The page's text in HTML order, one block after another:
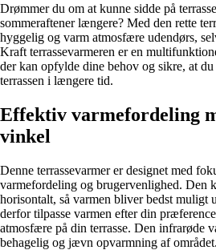
Drømmer du om at kunne sidde på
sommeraftener længere? Med den rette
hyggelig og varm atmosfære udendørs,
Kraft terrassevarmeren er en
der kan opfylde dine behov og sikre, at
terrassen i længere tid.
Effektiv varmefordeling
vinkel
Denne terrassevarmer er designet med
varmefordeling og brugervenlighed. Den
horisontalt, så varmen bliver bedst muligt
derfor tilpasse varmen efter din
atmosfære på din terrasse. Den infrarøde
behagelig og jævn opvarmning af området.